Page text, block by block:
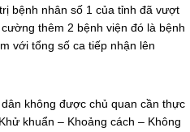
bệnh nhân số 1 của tỉnh đã vượt
thêm 2 bệnh viện đó là bệnh
với tổng số ca tiếp nhận lên
không được chủ quan cần thực
khuẩn – Khoảng cách – Không